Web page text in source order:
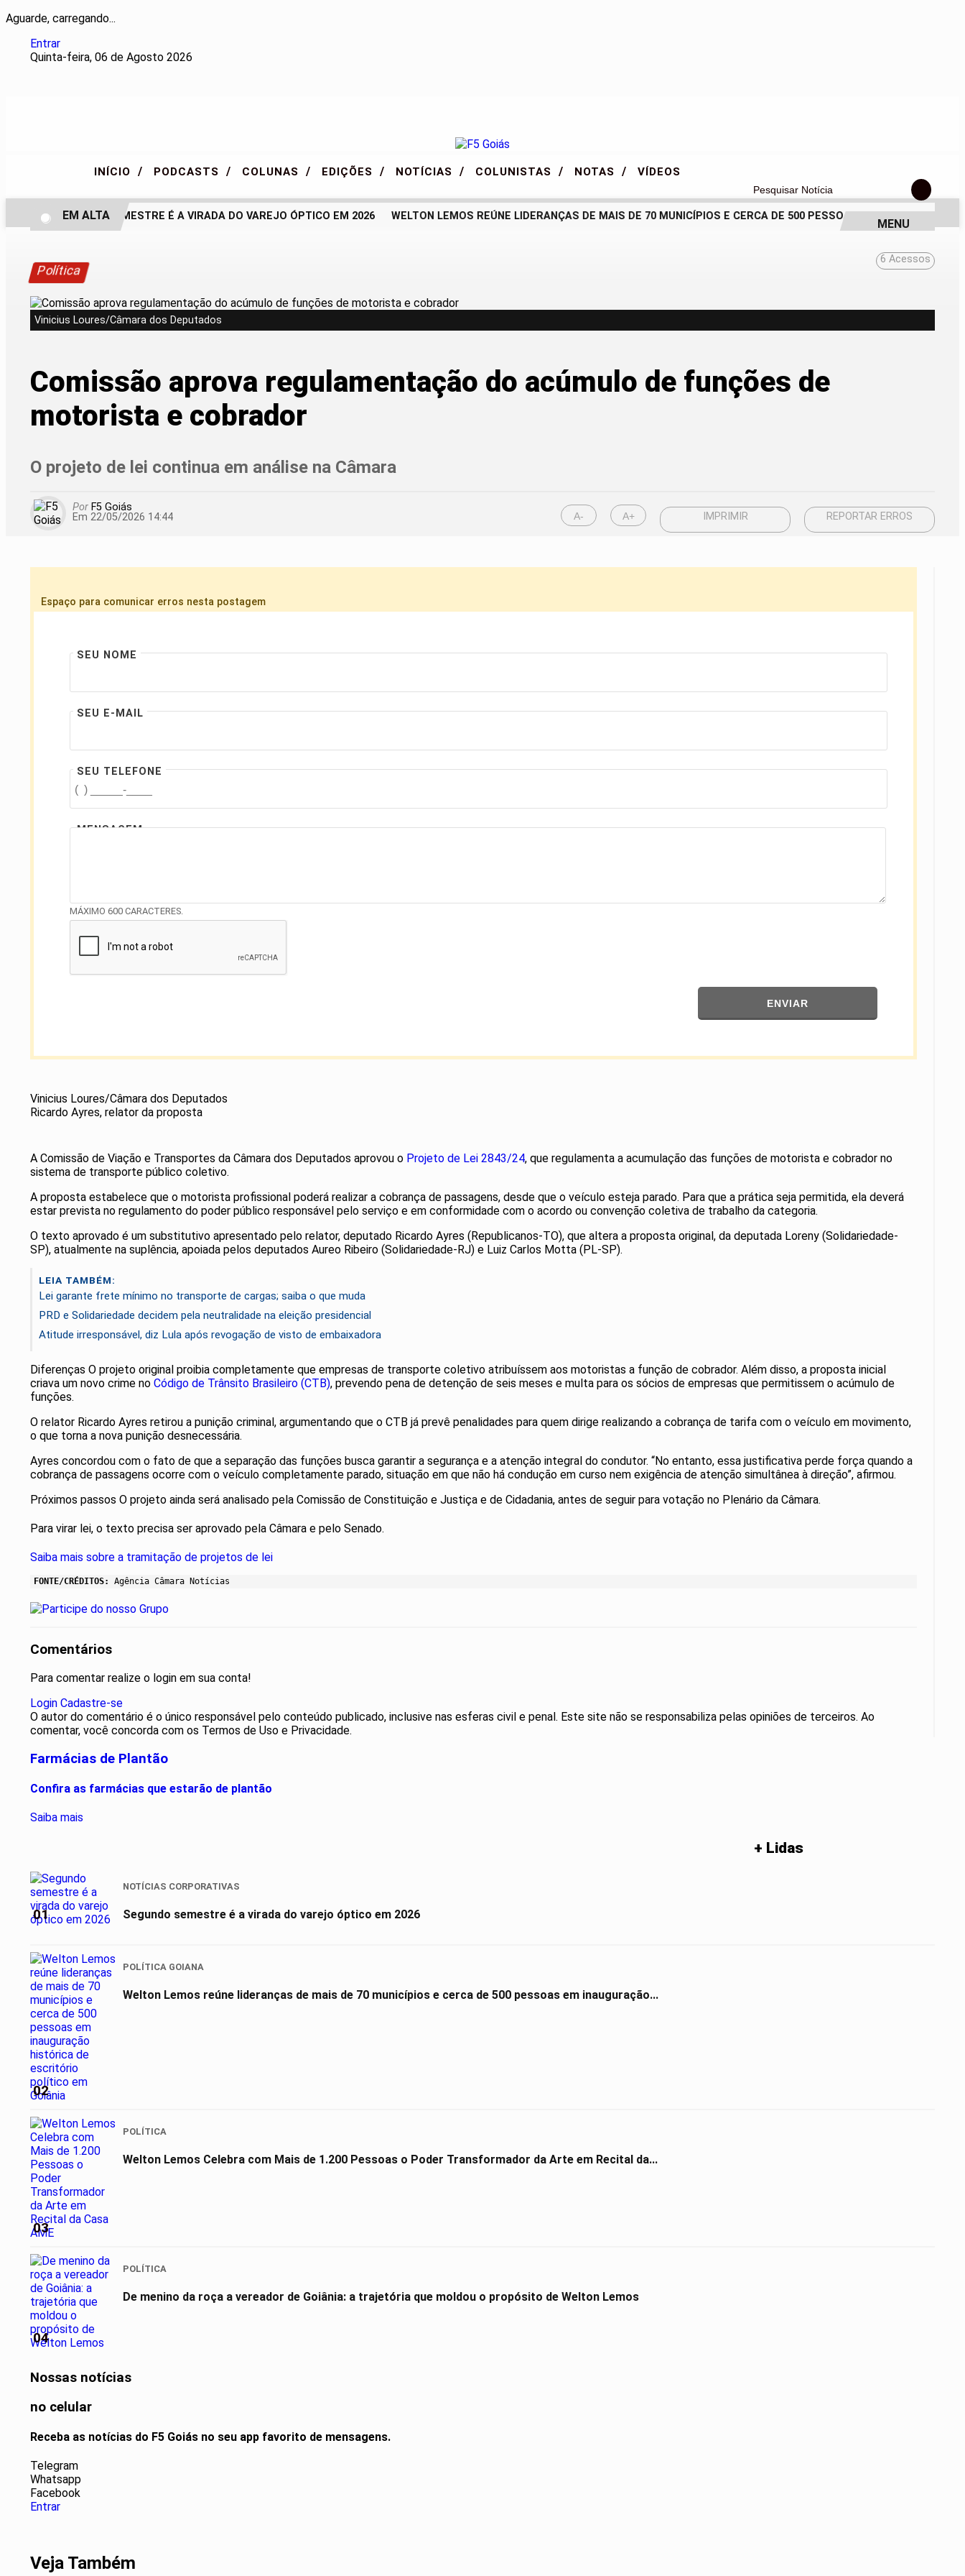
Aguarde, carregando...
Entrar
Quinta-feira, 06 de Agosto 2026
Pesquisar Notícia
INÍCIO / PODCASTS / COLUNAS / EDIÇÕES / NOTÍCIAS / COLUNISTAS / NOTAS / VÍDEOS
SEGUNDO SEMESTRE É A VIRADA DO VAREJO ÓPTICO EM 2026 WELTON LEMOS REÚNE LIDERANÇAS DE MAIS DE 70 MUNICÍPIOS E CERCA DE 500 PESSOAS EM INAUGURAÇÃO
EM ALTA
MENU
Política
6 Acessos
Vinicius Loures/Câmara dos Deputados
Comissão aprova regulamentação do acúmulo de funções de
motorista e cobrador
O projeto de lei continua em análise na Câmara
Por F5 Goiás
Em 22/05/2026 14:44
A- A+ IMPRIMIR REPORTAR ERROS
Espaço para comunicar erros nesta postagem
SEU NOME
SEU E-MAIL
SEU TELEFONE
MENSAGEM
MÁXIMO 600 CARACTERES.
ENVIAR
Vinicius Loures/Câmara dos Deputados
Ricardo Ayres, relator da proposta
A Comissão de Viação e Transportes da Câmara dos Deputados aprovou o Projeto de Lei 2843/24, que regulamenta a acumulação das funções de motorista e cobrador no
sistema de transporte público coletivo.
A proposta estabelece que o motorista profissional poderá realizar a cobrança de passagens, desde que o veículo esteja parado. Para que a prática seja permitida, ela deverá
estar prevista no regulamento do poder público responsável pelo serviço e em conformidade com o acordo ou convenção coletiva de trabalho da categoria.
O texto aprovado é um substitutivo apresentado pelo relator, deputado Ricardo Ayres (Republicanos-TO), que altera a proposta original, da deputada Loreny (Solidariedade-
SP), atualmente na suplência, apoiada pelos deputados Aureo Ribeiro (Solidariedade-RJ) e Luiz Carlos Motta (PL-SP).
LEIA TAMBÉM:
Lei garante frete mínimo no transporte de cargas; saiba o que muda
PRD e Solidariedade decidem pela neutralidade na eleição presidencial
Atitude irresponsável, diz Lula após revogação de visto de embaixadora
Diferenças O projeto original proibia completamente que empresas de transporte coletivo atribuíssem aos motoristas a função de cobrador. Além disso, a proposta inicial
criava um novo crime no Código de Trânsito Brasileiro (CTB), prevendo pena de detenção de seis meses e multa para os sócios de empresas que permitissem o acúmulo de
funções.
O relator Ricardo Ayres retirou a punição criminal, argumentando que o CTB já prevê penalidades para quem dirige realizando a cobrança de tarifa com o veículo em movimento,
o que torna a nova punição desnecessária.
Ayres concordou com o fato de que a separação das funções busca garantir a segurança e a atenção integral do condutor. “No entanto, essa justificativa perde força quando a
cobrança de passagens ocorre com o veículo completamente parado, situação em que não há condução em curso nem exigência de atenção simultânea à direção”, afirmou.
Próximos passos O projeto ainda será analisado pela Comissão de Constituição e Justiça e de Cidadania, antes de seguir para votação no Plenário da Câmara.
Para virar lei, o texto precisa ser aprovado pela Câmara e pelo Senado.
Saiba mais sobre a tramitação de projetos de lei
FONTE/CRÉDITOS: Agência Câmara Notícias
Comentários
Para comentar realize o login em sua conta!
Login Cadastre-se
O autor do comentário é o único responsável pelo conteúdo publicado, inclusive nas esferas civil e penal. Este site não se responsabiliza pelas opiniões de terceiros. Ao
comentar, você concorda com os Termos de Uso e Privacidade.
Farmácias de Plantão
Confira as farmácias que estarão de plantão
Saiba mais
+ Lidas
01
NOTÍCIAS CORPORATIVAS
Segundo semestre é a virada do varejo óptico em 2026
02
POLÍTICA GOIANA
Welton Lemos reúne lideranças de mais de 70 municípios e cerca de 500 pessoas em inauguração...
03
POLÍTICA
Welton Lemos Celebra com Mais de 1.200 Pessoas o Poder Transformador da Arte em Recital da...
04
POLÍTICA
De menino da roça a vereador de Goiânia: a trajetória que moldou o propósito de Welton Lemos
Nossas notícias
no celular
Receba as notícias do F5 Goiás no seu app favorito de mensagens.
Telegram
Whatsapp
Facebook
Entrar
Veja Também